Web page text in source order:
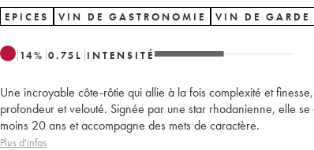
EPICES VIN DE GASTRONOMIE VIN DE GARDE
14% 0.75 L INTENSITÉ
Une incroyable côte-rôtie qui allie à la fois complexité et finesse,
profondeur et velouté. Signée par une star rhodanienne, elle
moins 20 ans et accompagne des mets de caractère.
Plus d'infos